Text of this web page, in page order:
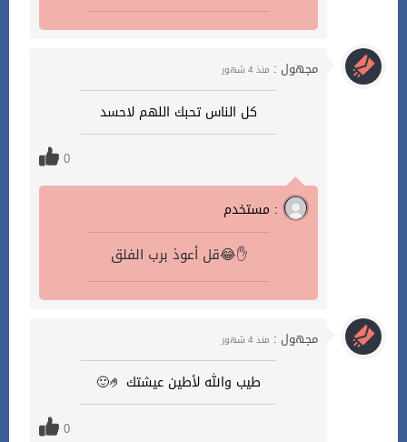
مجهول : منذ 4 شهور
كل الناس تحبك اللهم لاحسد
0
مستخدم :
قل أعوذ برب الفلق😂✋
مجهول : منذ 4 شهور
طيب والله لأطين عيشتك 🤌🙂
0